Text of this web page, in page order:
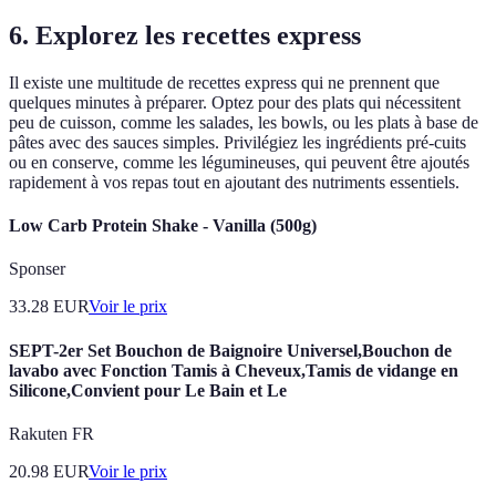
6. Explorez les recettes express
Il existe une multitude de recettes express qui ne prennent que
quelques minutes à préparer. Optez pour des plats qui nécessitent
peu de cuisson, comme les salades, les bowls, ou les plats à base de
pâtes avec des sauces simples. Privilégiez les ingrédients pré-cuits
ou en conserve, comme les légumineuses, qui peuvent être ajoutés
rapidement à vos repas tout en ajoutant des nutriments essentiels.
Low Carb Protein Shake - Vanilla (500g)
Sponser
33.28 EURVoir le prix
SEPT-2er Set Bouchon de Baignoire Universel,Bouchon de
lavabo avec Fonction Tamis à Cheveux,Tamis de vidange en
Silicone,Convient pour Le Bain et Le
Rakuten FR
20.98 EURVoir le prix